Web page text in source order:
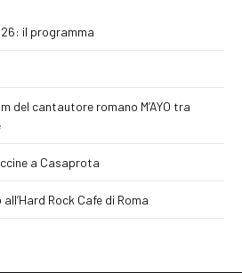
il programma
del cantautore romano M’AYO tra
a Casaprota
Rock Cafe di Roma